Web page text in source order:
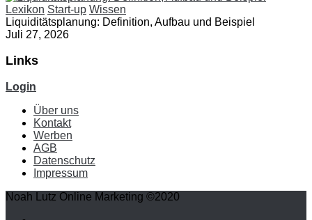
Lexikon Start-up Wissen
Liquiditätsplanung: Definition, Aufbau und Beispiel
Juli 27, 2026
Links
Login
Über uns
Kontakt
Werben
AGB
Datenschutz
Impressum
Noah Lutz Online Marketing ©2020